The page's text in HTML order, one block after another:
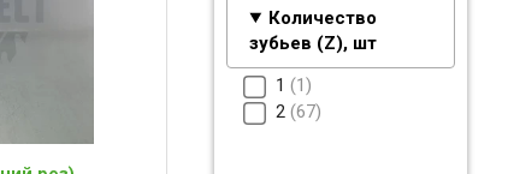
Количество
зубьев (Z), шт
1 1
2 67